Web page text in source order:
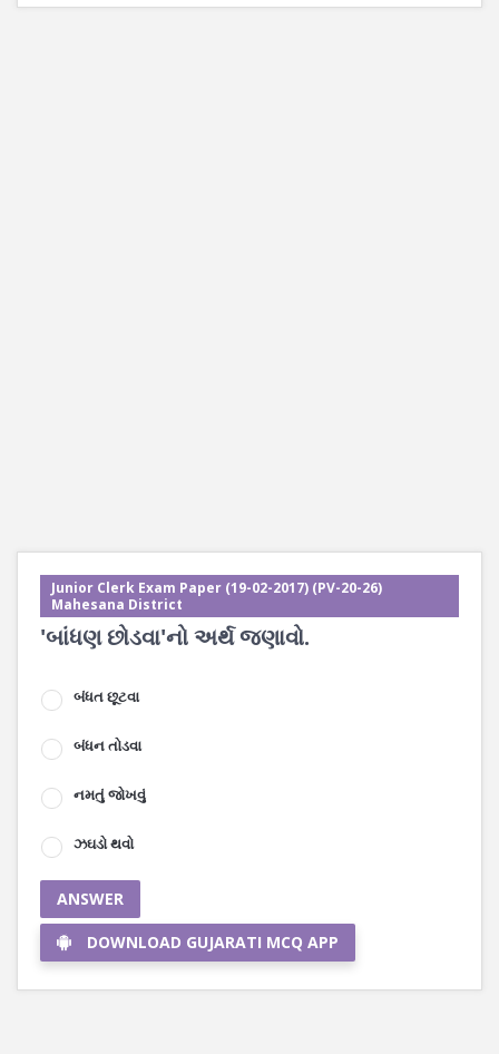
Junior Clerk Exam Paper (19-02-2017) (PV-20-26)
Mahesana District
'બાંધણ છોડવા'નો અર્થ જણાવો.
બંધત છૂટવા
બંધન તોડવા
નમતું જોખવું
ઝઘડો થવો
ANSWER
DOWNLOAD GUJARATI MCQ APP